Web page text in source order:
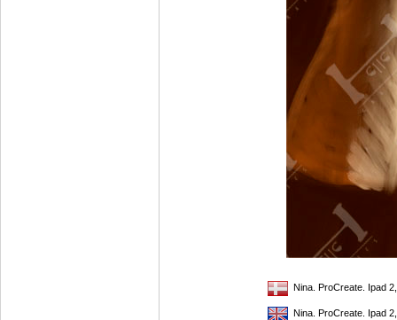
Nina. ProCreate. Ipad
Nina. ProCreate. Ipad